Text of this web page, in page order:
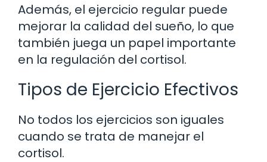
Además, el ejercicio regular puede
mejorar la calidad del sueño, lo que
también juega un papel importante
en la regulación del cortisol.
Tipos de Ejercicio Efectivos
No todos los ejercicios son iguales
cuando se trata de manejar el
cortisol.